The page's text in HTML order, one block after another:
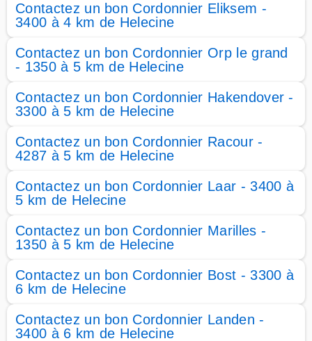
Contactez un bon Cordonnier Eliksem -
3400 à 4 km de Helecine
Contactez un bon Cordonnier Orp le grand
- 1350 à 5 km de Helecine
Contactez un bon Cordonnier Hakendover -
3300 à 5 km de Helecine
Contactez un bon Cordonnier Racour -
4287 à 5 km de Helecine
Contactez un bon Cordonnier Laar - 3400 à
5 km de Helecine
Contactez un bon Cordonnier Marilles -
1350 à 5 km de Helecine
Contactez un bon Cordonnier Bost - 3300 à
6 km de Helecine
Contactez un bon Cordonnier Landen -
3400 à 6 km de Helecine